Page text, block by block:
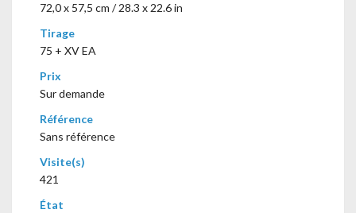
72,0 x 57,5 cm / 28.3 x 22.6 in
Tirage
75 + XV EA
Prix
Sur demande
Référence
Sans référence
Visite(s)
421
État